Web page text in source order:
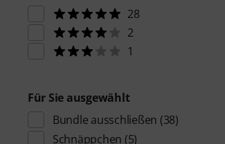
28
2
1
Für Sie ausgewählt
Bundle ausschließen (38)
Schnäppchen (5)